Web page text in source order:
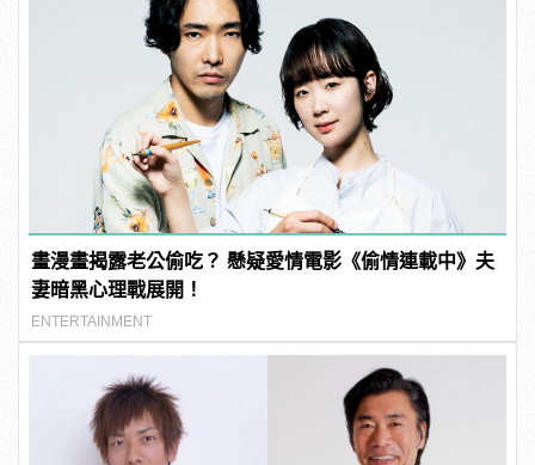
畫漫畫揭露老公偷吃？ 懸疑愛情電影《偷情連載中》夫
妻暗黑心理戰展開！
ENTERTAINMENT